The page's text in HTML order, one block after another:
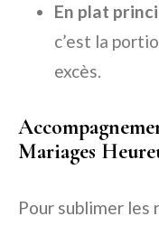
En plat
c’est la
excès.
Mariages
Pour sublimer les